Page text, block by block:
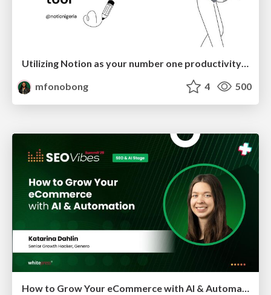
mfonobong
4 500
How to Grow Your eCommerce with AI & Automation